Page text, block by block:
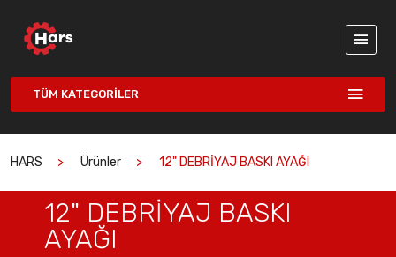
TÜM KATEGORILER
HARS Ürünler 12" DEBRİYAJ BASKI AYAĞI
12" DEBRİYAJ BASKI
AYAĞI